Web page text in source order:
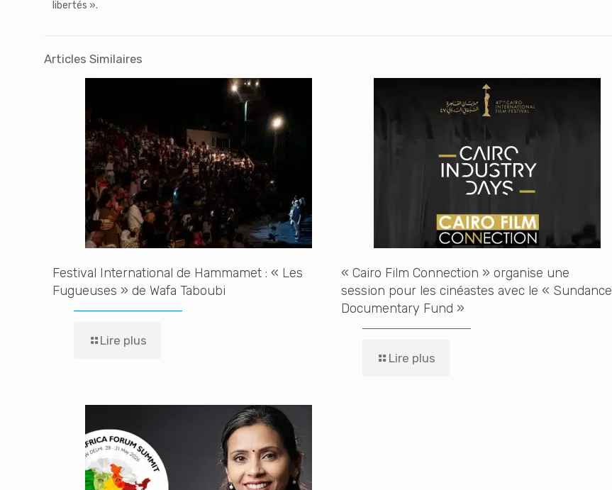
libertés ».
Articles Similaires
Festival International de Hammamet : « Les
Fugueuses » de Wafa Taboubi
Lire plus
« Cairo Film Connection » organise une
session pour les cinéastes avec le « Sundance
Documentary Fund »
Lire plus